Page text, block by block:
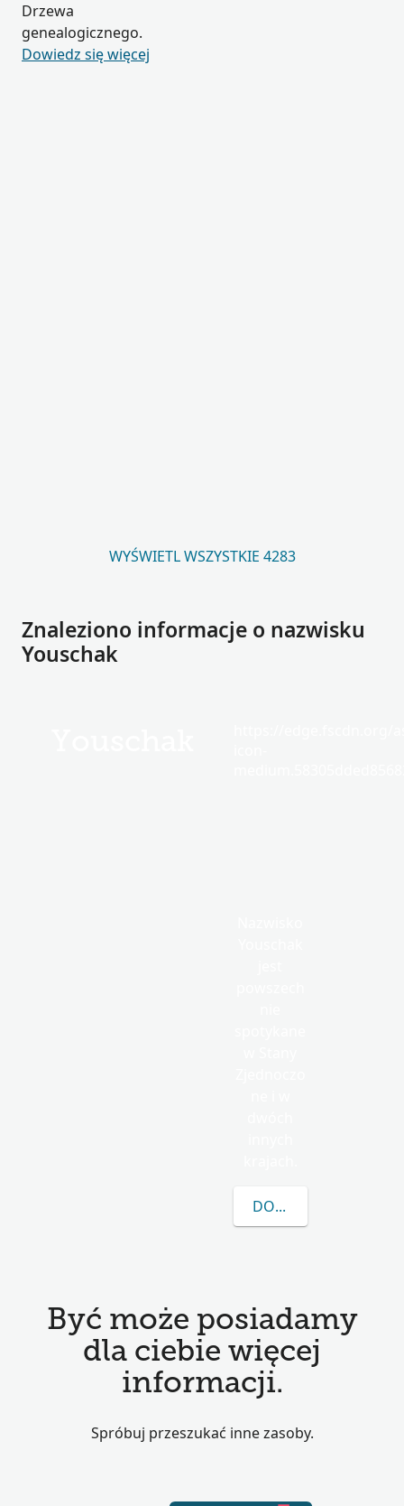
Drzewa
genealogicznego.
Dowiedz się więcej
WYŚWIETL WSZYSTKIE 4283
Znaleziono informacje o nazwisku
Youschak
DOWIEDZ SIĘ WIĘCEJ
Być może posiadamy
dla ciebie więcej
informacji.
Spróbuj przeszukać inne zasoby.